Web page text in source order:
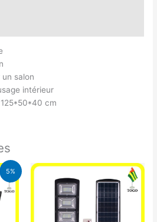
salon
intérieur
cm
5%
CFA.